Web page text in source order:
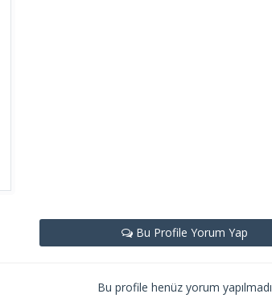
Bu Profile Yorum Yap
Bu profile henüz yorum yapılmadı